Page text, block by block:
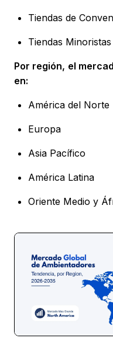
Tiendas de
Tiendas
Por región, el
en:
América del Norte
Europa
Asia Pacífico
América Latina
Oriente Medio y